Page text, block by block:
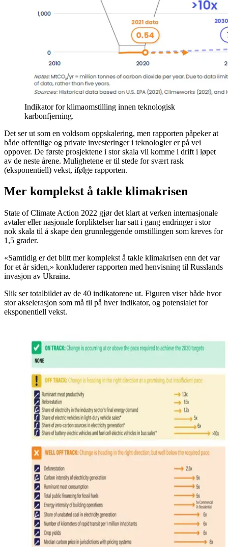
Indikator for klimaomstilling innen teknologisk
karbonfjerning.
Det ser ut som en voldsom oppskalering, men rapporten påpeker at
både offentlige og private investeringer i teknologier er på vei
oppover. De første prosjektene i stor skala vil komme i drift i løpet
av de neste årene. Mulighetene er til stede for svært rask
(eksponentiell) vekst, ifølge rapporten.
Mer komplekst å takle klimakrisen
State of Climate Action 2022 gjør det klart at verken internasjonale
avtaler eller nasjonale forpliktelser har satt i gang endringer i stor
nok skala til å skape den grunnleggende omstillingen som kreves for
1,5 grader.
«Samtidig er det blitt mer komplekst å takle klimakrisen enn det var
for et år siden,» konkluderer rapporten med henvisning til Russlands
invasjon av Ukraina.
Slik ser totalbildet av de 40 indikatorene ut. Figuren viser både hvor
stor akselerasjon som må til på hver indikator, og potensialet for
eksponentiell vekst.